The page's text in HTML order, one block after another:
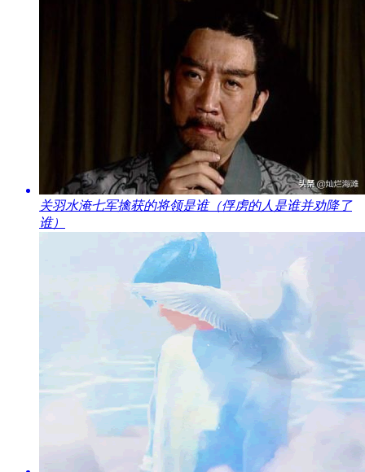
​关羽水淹七军擒获的将领是谁（俘虏的人是谁并劝降了
谁）